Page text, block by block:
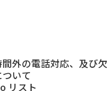
外の電話対応、及び
いて
リスト